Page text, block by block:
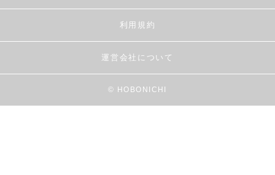
利用規約
運営会社について
© HOBONICHI